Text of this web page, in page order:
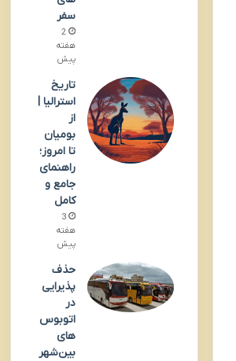
سفر
2
هفته
پیش
تاریخ
استرالیا |
از
بومیان
تا امروز؛
راهنمای
جامع و
کامل
3
هفته
پیش
حذف
پذیرایی
در
اتوبوس‌
های
بین‌شهر